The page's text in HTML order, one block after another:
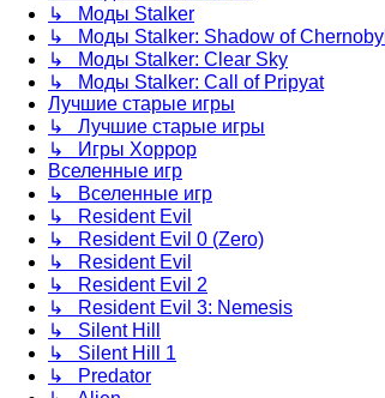
↳ Моды Stalker
↳ Моды Stalker: Shadow of Chernobyl
↳ Моды Stalker: Clear Sky
↳ Моды Stalker: Call of Pripyat
Лучшие старые игры
↳ Лучшие старые игры
↳ Игры Хоррор
Вселенные игр
↳ Вселенные игр
↳ Resident Evil
↳ Resident Evil 0 (Zero)
↳ Resident Evil
↳ Resident Evil 2
↳ Resident Evil 3: Nemesis
↳ Silent Hill
↳ Silent Hill 1
↳ Predator